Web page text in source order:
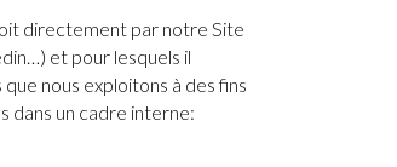
directement par notre Site
et pour lesquels il
nous exploitons à des fins
dans un cadre interne: